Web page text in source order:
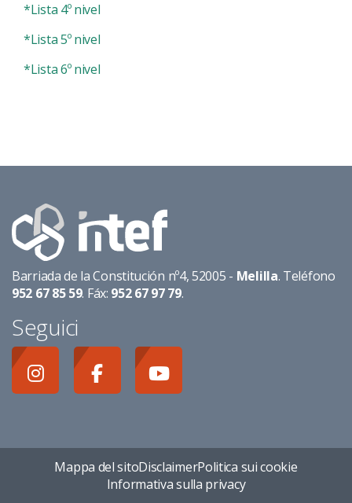
*Lista 4º nivel
*Lista 5º nivel
*Lista 6º nivel
Barriada de la Constitución nº4, 52005 - Melilla. Teléfono
952 67 85 59. Fáx: 952 67 97 79.
Seguici
Mappa del sitoDisclaimerPolitica sui cookie
Informativa sulla privacy